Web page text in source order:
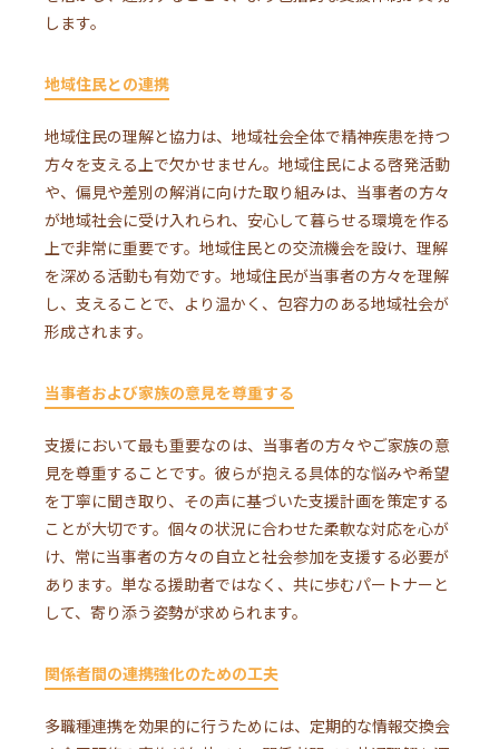
します。
地域住民との連携
地域住民の理解と協力は、地域社会全体で精神疾患を持つ
方々を支える上で欠かせません。地域住民による啓発活動
や、偏見や差別の解消に向けた取り組みは、当事者の方々
が地域社会に受け入れられ、安心して暮らせる環境を作る
上で非常に重要です。地域住民との交流機会を設け、理解
を深める活動も有効です。地域住民が当事者の方々を理解
し、支えることで、より温かく、包容力のある地域社会が
形成されます。
当事者および家族の意見を尊重する
支援において最も重要なのは、当事者の方々やご家族の意
見を尊重することです。彼らが抱える具体的な悩みや希望
を丁寧に聞き取り、その声に基づいた支援計画を策定する
ことが大切です。個々の状況に合わせた柔軟な対応を心が
け、常に当事者の方々の自立と社会参加を支援する必要が
あります。単なる援助者ではなく、共に歩むパートナーと
して、寄り添う姿勢が求められます。
関係者間の連携強化のための工夫
多職種連携を効果的に行うためには、定期的な情報交換会